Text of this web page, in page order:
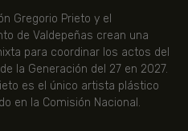
Gregorio Prieto y el
de Valdepeñas crean una
para coordinar los actos del
la Generación del 27 en 2027.
es el único artista plástico
en la Comisión Nacional.